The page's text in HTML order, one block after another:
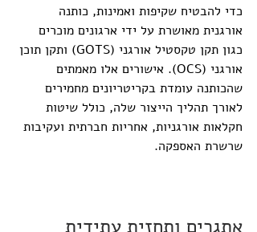
כדי להבטיח שקיפות ואמינות, כותנה
אורגנית מאושרת על ידי ארגונים מוכרים
כגון תקן טקסטיל אורגני (GOTS) ותקן תוכן
אורגני (OCS). אישורים אלו מאמתים
שהכותנה עומדת בקריטריונים מחמירים
לאורך תהליך הייצור שלה, כולל שיטות
חקלאות אורגניות, אחריות חברתית ועקיבות
שרשרת האספקה.
אתגרים ותחזית עתידית